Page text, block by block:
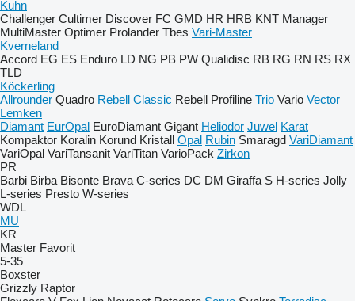
Kuhn
Challenger Cultimer Discover FC GMD HR HRB KNT Manager
MultiMaster Optimer Prolander Tbes Vari-Master
Kverneland
Accord EG ES Enduro LD NG PB PW Qualidisc RB RG RN RS RX
TLD
Köckerling
Allrounder Quadro Rebell Classic Rebell Profiline Trio Vario Vector
Lemken
Diamant EurOpal EuroDiamant Gigant Heliodor Juwel Karat
Kompaktor Koralin Korund Kristall Opal Rubin Smaragd VariDiamant
VariOpal VariTansanit VariTitan VarioPack Zirkon
PR
Barbi Birba Bisonte Brava C-series DC DM Giraffa S H-series Jolly
L-series Presto W-series
WDL
MU
KR
Master Favorit
5-35
Boxster
Grizzly Raptor